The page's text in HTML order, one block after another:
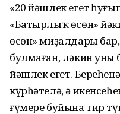
«20 йәшлек егет
«Батырлыҡ өсөн»
өсөн» миҙалдары
булмаған, ләкин
йәшлек егет.
күрһәтелә, ә
ғүмере буйына тир